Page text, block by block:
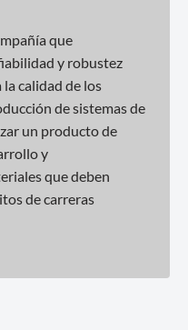
que
y robustez
calidad de los
de sistemas de
un producto de
y
que deben
de carreras